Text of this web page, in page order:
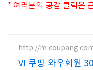
* 여러분의 공감 클릭은
http://
VI 쿠팡 와우회원